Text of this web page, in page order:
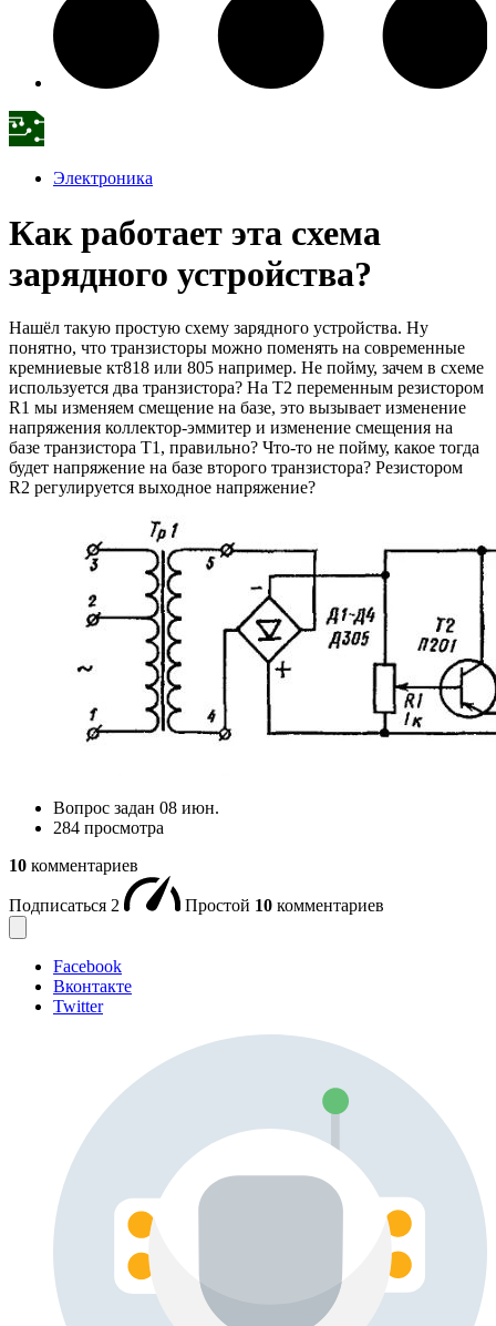
Электроника
Как работает эта схема
зарядного устройства?
Нашёл такую простую схему зарядного устройства. Ну
понятно, что транзисторы можно поменять на современные
кремниевые кт818 или 805 например. Не пойму, зачем в схеме
используется два транзистора? На Т2 переменным резистором
R1 мы изменяем смещение на базе, это вызывает изменение
напряжения коллектор-эммитер и изменение смещения на
базе транзистора Т1, правильно? Что-то не пойму, какое тогда
будет напряжение на базе второго транзистора? Резистором
R2 регулируется выходное напряжение?
Вопрос задан 08 июн.
284 просмотра
10 комментариев
Подписаться 2 Простой 10 комментариев
Facebook
Вконтакте
Twitter